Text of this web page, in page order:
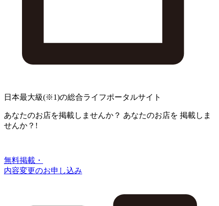
日本最大級(※1)の総合ライフポータルサイト
あなたのお店を掲載しませんか？ あなたのお店を 掲載しま
せんか？!
無料掲載・
内容変更のお申し込み